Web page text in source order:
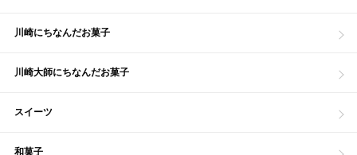
川崎にちなんだお菓子
川崎大師にちなんだお菓子
スイーツ
和菓子